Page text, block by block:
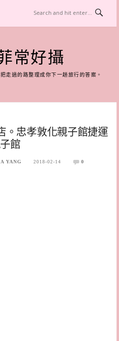
常好攝
走過的路整理成你下一趟旅行的答案。
。忠孝敦化親子館捷運
館
YANG 2018-02-14 0